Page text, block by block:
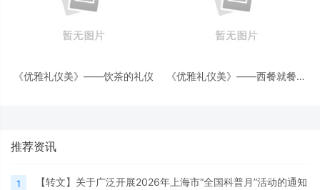
《优雅礼仪美》——饮茶的礼仪
《优雅礼仪美》——西餐就餐礼
推荐资讯
1 【转文】关于广泛开展2026年上海市“全国科普月”活动的通知